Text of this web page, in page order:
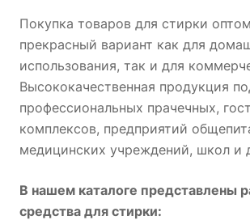
Покупка товаров для стирки
прекрасный вариант как для
использования, так и для
Высококачественная продукция
профессиональных прачечных,
комплексов, предприятий
медицинских учреждений, школ и
В нашем каталоге представлены
средства для стирки: